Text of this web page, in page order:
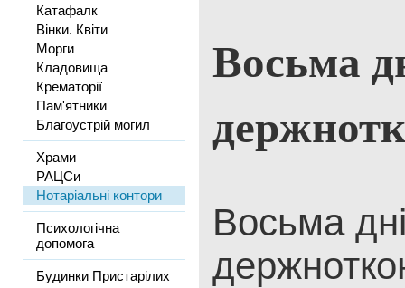
Катафалк
Вінки. Квіти
Морги
Кладовища
Крематорії
Пам'ятники
Благоустрій могил
Храми
РАЦСи
Нотаріальні контори
Психологічна
допомога
Будинки Пристарілих
Восьма
Восьма